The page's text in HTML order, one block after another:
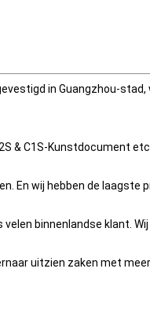
in Guangzhou-
& C1S-Kunstdocument
En wij hebben de
binnenlandse klant.
uitzien zaken met